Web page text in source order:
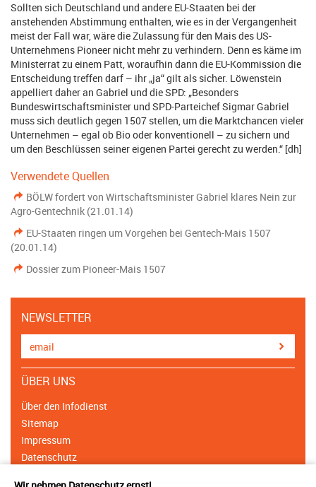
Sollten sich Deutschland und andere EU-Staaten bei der
anstehenden Abstimmung enthalten, wie es in der Vergangenheit
meist der Fall war, wäre die Zulassung für den Mais des US-
Unternehmens Pioneer nicht mehr zu verhindern. Denn es käme im
Ministerrat zu einem Patt, woraufhin dann die EU-Kommission die
Entscheidung treffen darf – ihr „ja“ gilt als sicher. Löwenstein
appelliert daher an Gabriel und die SPD: „Besonders
Bundeswirtschaftsminister und SPD-Parteichef Sigmar Gabriel
muss sich deutlich gegen 1507 stellen, um die Marktchancen vieler
Unternehmen – egal ob Bio oder konventionell – zu sichern und
um den Beschlüssen seiner eigenen Partei gerecht zu werden.“ [dh]
Verwendete Quellen
BÖLW fordert von Wirtschaftsminister Gabriel klares Nein zur
Agro-Gentechnik (21.01.14)
EU-Staaten ringen um Vorgehen bei Gentech-Mais 1507
(20.01.14)
Dossier zum Pioneer-Mais 1507
NEWSLETTER
ÜBER UNS
Über den Infodienst
Sitemap
Impressum
Datenschutz